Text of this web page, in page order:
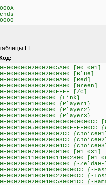
000A
ends
0000
LE
Код:
0E000000020002005A00=[00_001]
0E000000030002000900=[Blue]
0E000000030002000A00=[Red]
0E000000030002000B00=[Green]
0E00000003000200FFFF=[/C]
0E00010000000000={Link}
0E00010001000000={Player1}
0E00010002000000={Player2}
0E00010003000000={Player3}
0E000100070002000100=[01_031]
0E000200000002000000={-
0E00020001000400000000CD={-
0E00020001000400220000CD={-
0E00020002000400580001CD={-